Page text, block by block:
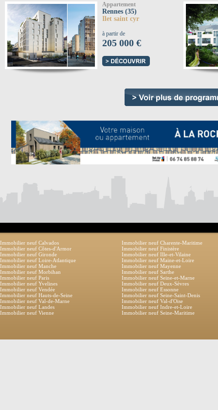
Appartement
Rennes (35)
Ilet saint cyr
à partir de
205 000 €
Immobilier neuf Calvados
Immobilier neuf Charente-Maritime
Immobilier neuf Côtes-d'Armor
Immobilier neuf Finistère
Immobilier neuf Gironde
Immobilier neuf Ille-et-Vilaine
Immobilier neuf Loire-Atlantique
Immobilier neuf Maine-et-Loire
Immobilier neuf Manche
Immobilier neuf Mayenne
Immobilier neuf Morbihan
Immobilier neuf Sarthe
Immobilier neuf Paris
Immobilier neuf Seine-et-Marne
Immobilier neuf Yvelines
Immobilier neuf Deux-Sèvres
Immobilier neuf Vendée
Immobilier neuf Essonne
Immobilier neuf Hauts-de-Seine
Immobilier neuf Seine-Saint-Denis
Immobilier neuf Val-de-Marne
Immobilier neuf Val-d'Oise
Immobilier neuf Landes
Immobilier neuf Indre-et-Loire
Immobilier neuf Vienne
Immobilier neuf Seine-Maritime